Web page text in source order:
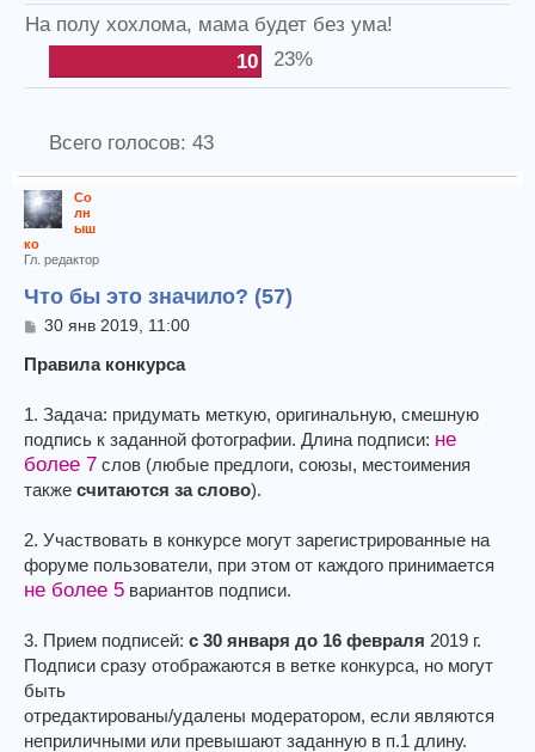
На полу хохлома, мама будет без ума!
10
23%
Всего голосов: 43
Со
лн
ыш
ко
Гл. редактор
Что бы это значило? (57)
С
о
е
н
и
е
30 янв 2019, 11:00
Правила конкурса
1. Задача: придумать меткую, оригинальную, смешную
подпись к заданной фотографии. Длина подписи: не
более 7 слов (любые предлоги, союзы, местоимения
также считаются за слово).
2. Участвовать в конкурсе могут зарегистрированные на
форуме пользователи, при этом от каждого принимается
не более 5 вариантов подписи.
3. Прием подписей: с 30 января до 16 февраля 2019 г.
Подписи сразу отображаются в ветке конкурса, но могут
быть
отредактированы/удалены модератором, если являются
неприличными или превышают заданную в п.1 длину.